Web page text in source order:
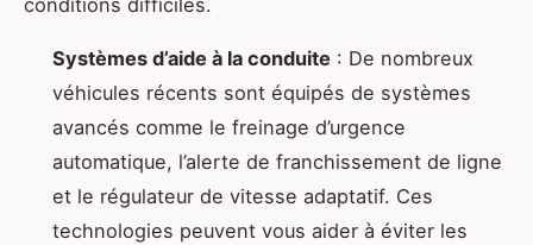
conditions difficiles.
Systèmes d’aide à la conduite : De nombreux
véhicules récents sont équipés de systèmes
avancés comme le freinage d’urgence
automatique, l’alerte de franchissement de ligne
et le régulateur de vitesse adaptatif. Ces
technologies peuvent vous aider à éviter les